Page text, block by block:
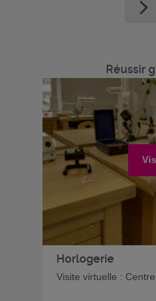
Réussir
Horlogerie
Visite virtuelle :